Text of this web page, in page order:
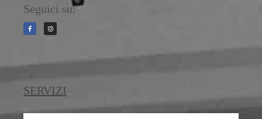
Seguici su:
SERVIZI